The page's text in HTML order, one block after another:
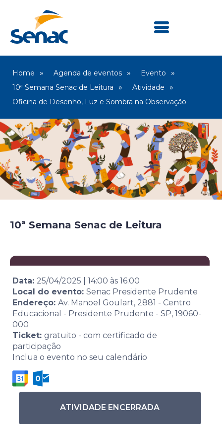
Home Agenda de eventos
Evento
10ª Semana Senac de Leitura
Atividade
Oficina de Desenho, Luz e Sombra na Observação
10ª Semana Senac de Leitura
Data: 25/04/2025 14:00 às 16:00
Local do evento: Senac Presidente Prudente
Endereço: Av. Manoel Goulart, 2881 - Centro
Educacional - Presidente Prudente - SP, 19060-
000
Ticket: gratuito - com certificado de
participação
Inclua o evento no seu calendário
ATIVIDADE ENCERRADA